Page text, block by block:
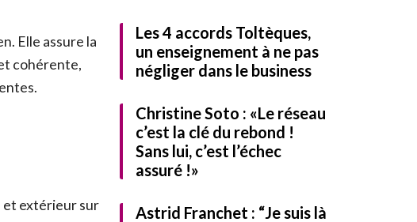
GRATUITEMENT notre guide
Elle assure la
cohérente,
et extérieur sur
Les 4 accords Toltèques,
un enseignement à ne pas
négliger dans le business
Christine Soto : «Le réseau
c’est la clé du rebond !
Sans lui, c’est l’échec
assuré !»
Astrid Franchet : “Je suis là